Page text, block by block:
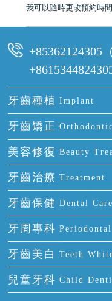
我可以隨時更改預約時
+85362124305
牙齒種植 Implant
種牙
單顆牙缺失
門牙缺失
多顆牙缺失
半口缺失
全口缺失
牙齒矯正 Orthodontic
隱形箍牙
前牙反頜
牙齒擁擠
牙齒前突
牙齒稀疏
美容修復 Beauty
全瓷牙
烤瓷牙
氟斑牙
四環素牙
活動假牙
牙貼面
牙齒治療 Treatment
補牙
智齒
根管治療
拔牙
牙痛
牙齒保健 Dental Care
正確刷牙
全國愛牙日
預防牙病
牙科通識
牙周專科 Periodontal
牙周炎
牙齦出血
牙齦炎
牙齒美白 Teeth
冷光美白
兒童牙科 Child